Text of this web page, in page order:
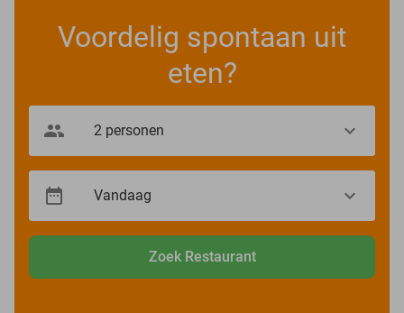
Voordelig spontaan uit
eten?
Zoek Restaurant